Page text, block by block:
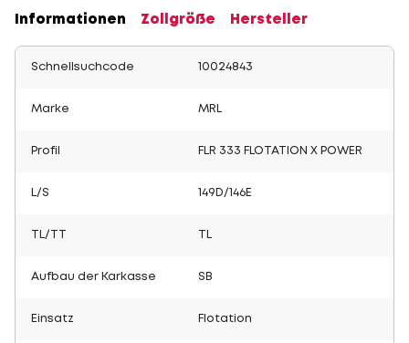
Informationen Zollgröße Hersteller
Schnellsuchcode 10024843
Marke MRL
Profil FLR 333 FLOTATION X POWER
L/S 149D/146E
TL/TT
Aufbau der Karkasse SB
Einsatz Flotation